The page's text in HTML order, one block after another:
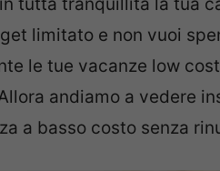
limitato e non vuoi
le tue vacanze low
andiamo a vedere
a basso costo senza